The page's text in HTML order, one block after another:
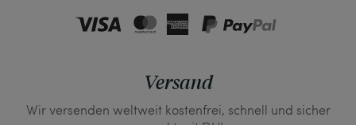
Versand
Wir versenden weltweit kostenfrei, schnell und sicher